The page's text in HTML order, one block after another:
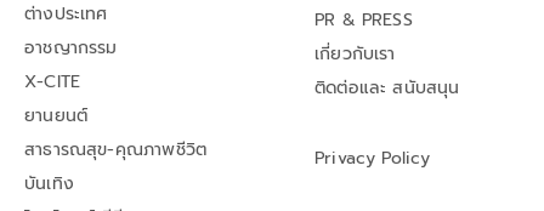
ต่างประเทศ
อาชญากรรม
X-CITE
ยานยนต์
สาธารณสุข-คุณภาพชีวิต
บันเทิง
PR & PRESS
เกี่ยวกับเรา
ติดต่อและ สนับสนุน
Privacy Policy